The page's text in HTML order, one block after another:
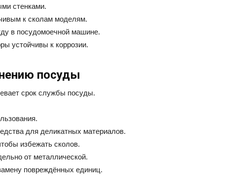
стенками.
к сколам моделям.
в посудомоечной машине.
устойчивы к коррозии.
посуды
срок службы посуды.
для деликатных материалов.
избежать сколов.
от металлической.
повреждённых единиц.